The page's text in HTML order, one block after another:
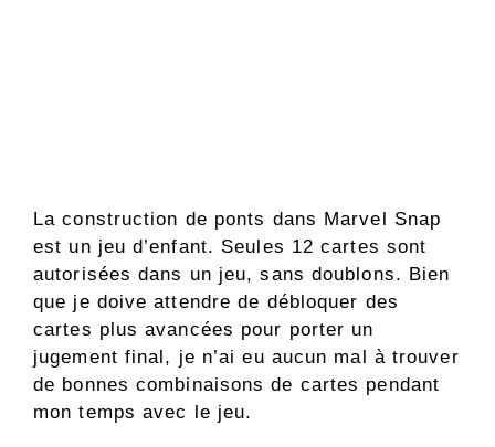
La construction de ponts dans Marvel Snap
est un jeu d’enfant. Seules 12 cartes sont
autorisées dans un jeu, sans doublons. Bien
que je doive attendre de débloquer des
cartes plus avancées pour porter un
jugement final, je n’ai eu aucun mal à trouver
de bonnes combinaisons de cartes pendant
mon temps avec le jeu.